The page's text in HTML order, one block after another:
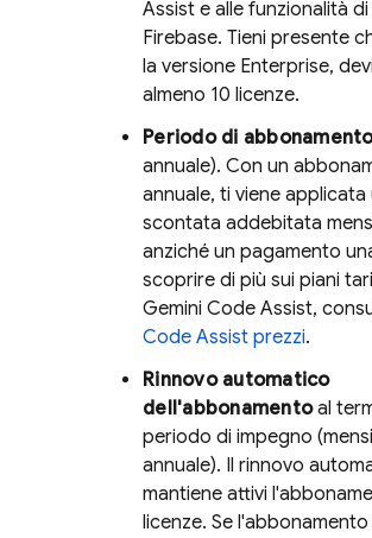
Assist e alle funzionalità di
Firebase. Tieni presente
la versione Enterprise,
almeno 10 licenze.
Periodo di
annuale). Con un
annuale, ti viene
scontata addebitata
anziché un pagamento
scoprire di più sui piani
Gemini Code Assist,
Code Assist prezzi.
Rinnovo automatico
dell'abbonamentoal
periodo di impegno
annuale). Il rinnovo
mantiene attivi
licenze. Se l'abbonamento